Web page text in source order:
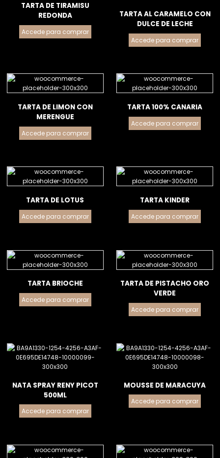
TARTA DE TIRAMISU
REDONDA
Accede para comprar
TARTA AL CARAMELO CON
DULCE DE LECHE
Accede para comprar
TARTA DE LIMON CON
MERENGUE
Accede para comprar
TARTA 100% CANARIA
Accede para comprar
TARTA DE LOTUS
Accede para comprar
TARTA KINDER
Accede para comprar
TARTA BRIOCHE
Accede para comprar
TARTA DE PISTACHO ORO
VERDE
Accede para comprar
NATA SPRAY RENY PICOT
500ML
Accede para comprar
MOUSSE DE MARACUYA
Accede para comprar